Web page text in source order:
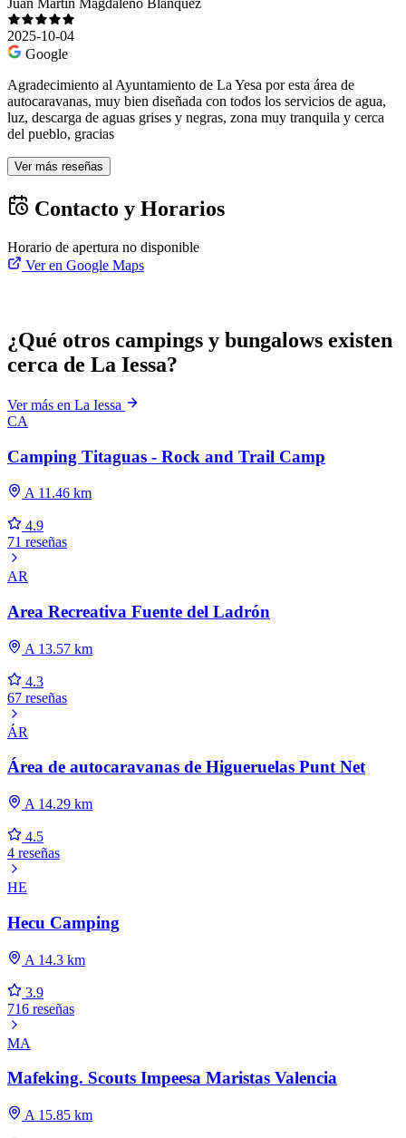
Juan Martin Magdaleno Blanquez
2025-10-04
Google
Agradecimiento al Ayuntamiento de La Yesa por esta área de
autocaravanas, muy bien diseñada con todos los servicios de agua,
luz, descarga de aguas grises y negras, zona muy tranquila y cerca
del pueblo, gracias
Ver más reseñas
Contacto y Horarios
Horario de apertura no disponible
Ver en Google Maps
¿Qué otros campings y bungalows existen
cerca de La Iessa?
Ver más en La Iessa
CA
Camping Titaguas - Rock and Trail Camp
A 11.46 km
4.9
71 reseñas
AR
Area Recreativa Fuente del Ladrón
A 13.57 km
4.3
67 reseñas
ÁR
Área de autocaravanas de Higueruelas Punt Net
A 14.29 km
4.5
4 reseñas
HE
Hecu Camping
A 14.3 km
3.9
716 reseñas
MA
Mafeking. Scouts Impeesa Maristas Valencia
A 15.85 km